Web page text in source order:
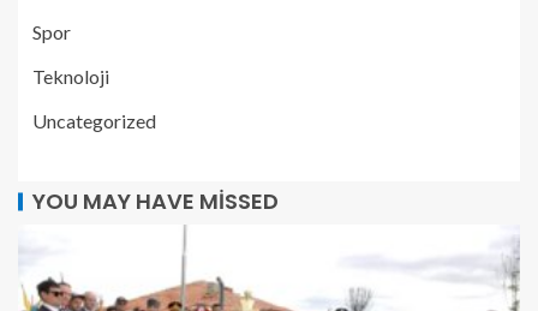
Spor
Teknoloji
Uncategorized
YOU MAY HAVE MISSED